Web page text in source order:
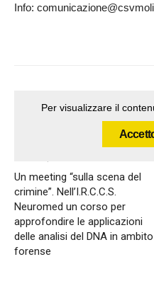
Info:
Per visualizzare il
Un meeting “sulla scena del
crimine”. Nell’I.R.C.C.S.
Neuromed un corso per
approfondire le applicazioni
delle analisi del DNA in ambito
forense